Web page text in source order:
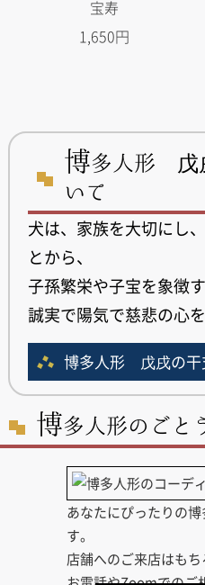
宝寿
1,650円
博多人形 戊
いて
犬は、家族を大切にし
とから、
子孫繁栄や子宝を象徴
誠実で陽気で慈悲の心
博多人形 戊戌の干
博多人形のご
あなたにぴったりの
す。
店舗へのご来店はもち